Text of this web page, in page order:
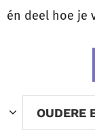
én deel hoe je
OUDERE